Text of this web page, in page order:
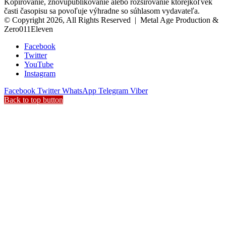
Kopírovanie, znovupublikovanie alebo rozširovanie ktorejkoľvek
časti časopisu sa povoľuje výhradne so súhlasom vydavateľa.
© Copyright 2026, All Rights Reserved | Metal Age Production &
Zero011Eleven
Facebook
Twitter
YouTube
Instagram
Facebook Twitter WhatsApp Telegram Viber
Back to top button